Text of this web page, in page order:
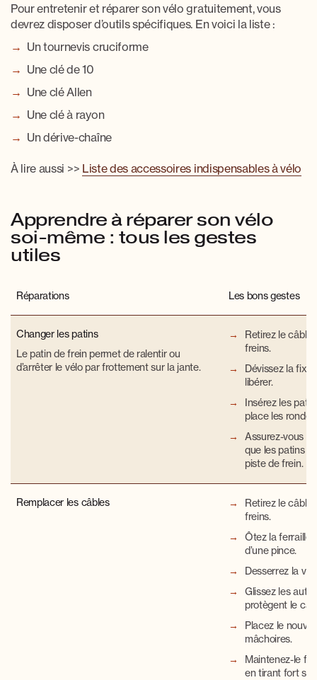
Pourentretenir et réparer son vélo gratuitement,vous
devrez disposer d’outils spécifiques. En voici la liste :
Un tournevis cruciforme
Une clé de 10
Une clé Allen
Une clé à rayon
Un dérive-chaîne
À lire aussi >> Liste des accessoires indispensables à vélo
Apprendre à réparer son vélo
soi-même : tous les gestes
utiles
Réparations Les bons gestes
Changer les patins
Le patin de frein permet de ralentir ou
d’arrêter le vélo par frottement sur la jante.
Retirez le câble
freins.
Dévissez la
libérer.
Insérez les
place les
Assurez-vous
que les patins
piste de frein.
Remplacer les câbles
Retirez le câble
freins.
Ôtez la ferraille
d’une pince.
Desserrez la vis
Glissez les
protègent le
Placez le
mâchoires.
Maintenez-le
en tirant fort sur